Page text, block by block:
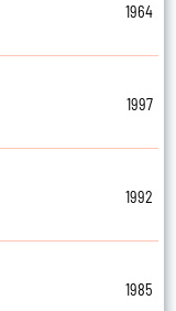
1964
1997
1992
1985